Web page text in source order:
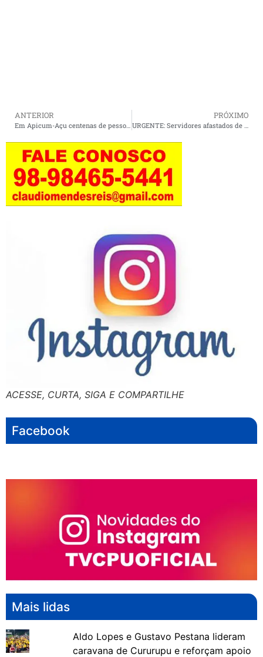
ANTERIOR PRÓXIMO
ACESSE, CURTA, SIGA E COMPARTILHE
Facebook
Mais lidas
Aldo Lopes e Gustavo Pestana lideram
caravana de Cururupu e reforçam apoio